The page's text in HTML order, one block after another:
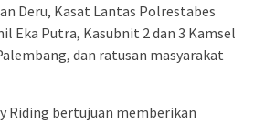
Deru, Kasat Lantas Polrestabes
Eka Putra, Kasubnit 2 dan 3 Kamsel
dan ratusan masyarakat
Riding bertujuan memberikan